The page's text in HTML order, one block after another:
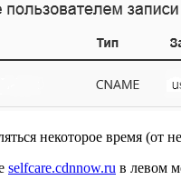
некоторое время (от
selfcare.cdnnow.ru в левом